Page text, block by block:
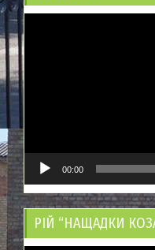
00:00
РІЙ “НАЩАДКИ